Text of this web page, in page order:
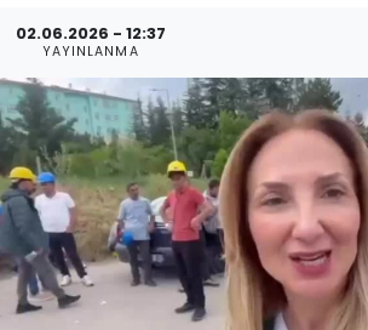
02.06.2026 - 12:37
YAYINLANMA